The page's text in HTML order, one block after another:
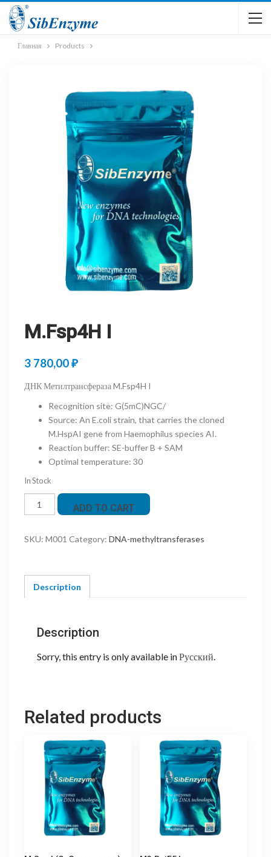
Главная Products
M.Fsp4H I
3 780,00₽
ДНК Метилтрансфераза M.Fsp4H I
Recognition site: G(5mC)NGC/
Source: An E.coli strain, that carries the cloned
M.HspAI gene from Haemophilus species AI.
Reaction buffer: SE-buffer B + SAM
Optimal temperature: 30
In Stock
M.Fsp4H
I
ADD TO CART
SKU: M001 Category: DNA-methyltransferases
Description
Description
Sorry, this entry is only available inРусский
Related products